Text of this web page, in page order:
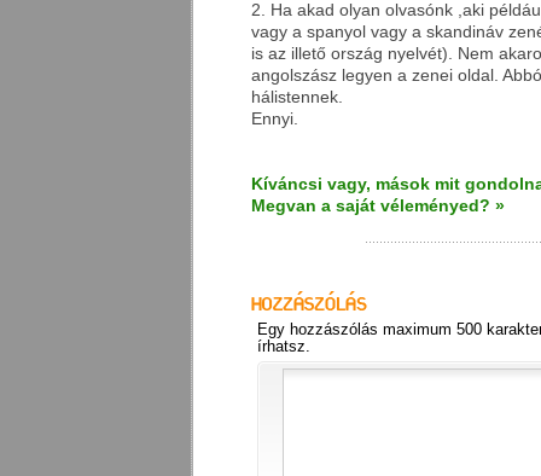
2. Ha akad olyan olvasónk ,aki
vagy a spanyol vagy a skandináv
is az illető ország nyelvét). Nem
angolszász legyen a zenei oldal.
hálistennek.
Ennyi.
Kíváncsi vagy, mások mit
Megvan a saját véleményed? »
Egy hozzászólás maximum 500
írhatsz.